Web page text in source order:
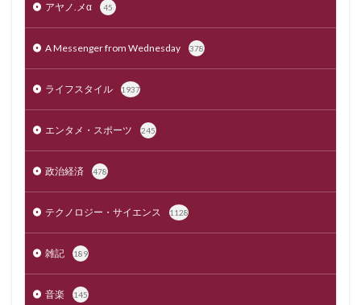
アヤノ.メα 45
A Messenger from Wednesday 378
ライフスタイル 1937
エンタメ・スポーツ 245
政治経済 478
テクノロジー・サイエンス 1128
雑記 189
音楽 145